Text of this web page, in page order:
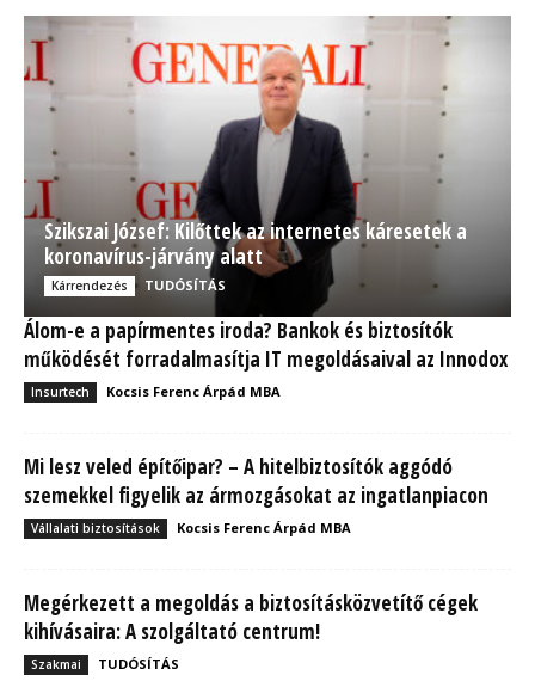
Szikszai József: Kilőttek az internetes káresetek a
koronavírus-járvány alatt
Kárrendezés TUDÓSÍTÁS
Álom-e a papírmentes iroda? Bankok és biztosítók
működését forradalmasítja IT megoldásaival az Innodox
Insurtech Kocsis Ferenc Árpád MBA
Mi lesz veled építőipar? – A hitelbiztosítók aggódó
szemekkel figyelik az ármozgásokat az ingatlanpiacon
Vállalati biztosítások Kocsis Ferenc Árpád MBA
Megérkezett a megoldás a biztosításközvetítő cégek
kihívásaira: A szolgáltató centrum!
Szakmai TUDÓSÍTÁS